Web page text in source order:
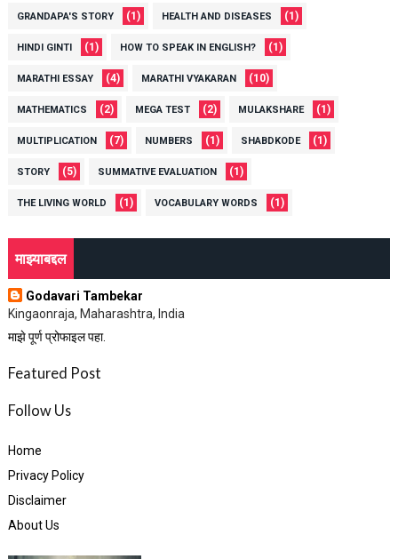
GRANDAPA'S STORY (1) HEALTH AND DISEASES (1)
HINDI GINTI (1) HOW TO SPEAK IN ENGLISH? (1)
MARATHI ESSAY (4) MARATHI VYAKARAN (10)
MATHEMATICS (2) MEGA TEST (2) MULAKSHARE (1)
MULTIPLICATION (7) NUMBERS (1) SHABDKODE (1)
STORY (5) SUMMATIVE EVALUATION (1)
THE LIVING WORLD (1) VOCABULARY WORDS (1)
माझ्याबद्दल
Godavari Tambekar
Kingaonraja, Maharashtra, India
माझे पूर्ण प्रोफाइल पहा.
Featured Post
Follow Us
Home
Privacy Policy
Disclaimer
About Us